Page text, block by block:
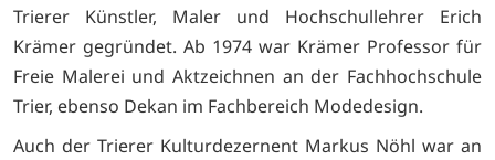
Trierer Künstler, Maler und Hochschullehrer Erich
Krämer gegründet. Ab 1974 war Krämer Professor für
Freie Malerei und Aktzeichnen an der Fachhochschule
Trier, ebenso Dekan im Fachbereich Modedesign.
Auch der Trierer Kulturdezernent Markus Nöhl war an